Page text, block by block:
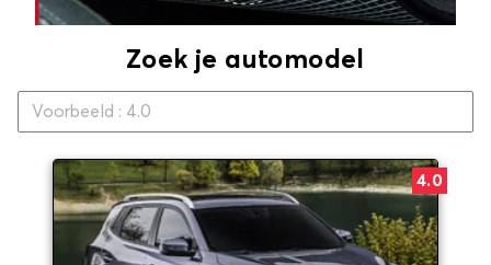
Zoek je automodel
4.0